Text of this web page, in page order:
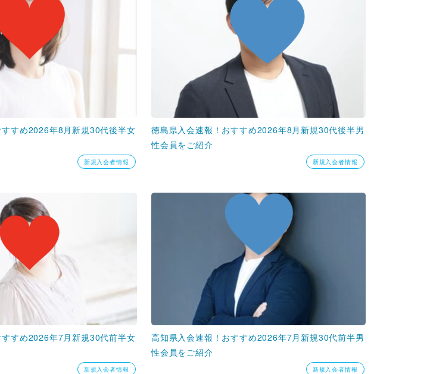
すめ2026年8月新規30代後半女
新規入会者情報
徳島県入会速報！おすすめ2026年8月新規30代後半男
性会員をご紹介
新規入会者情報
すめ2026年7月新規30代前半女
新規入会者情報
高知県入会速報！おすすめ2026年7月新規30代前半男
性会員をご紹介
新規入会者情報